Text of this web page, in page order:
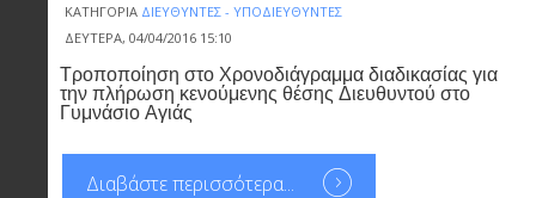
ΚΑΤΗΓΟΡΊΑ ΔΙΕΥΘΥΝΤΈΣ - ΥΠΟΔΙΕΥΘΥΝΤΈΣ
ΔΕΥΤΈΡΑ, 04/04/2016 15:10
Τροποποίηση στο Χρονοδιάγραμμα διαδικασίας για
την πλήρωση κενούμενης θέσης Διευθυντού στο
Γυμνάσιο Αγιάς
Διαβάστε περισσότερα...